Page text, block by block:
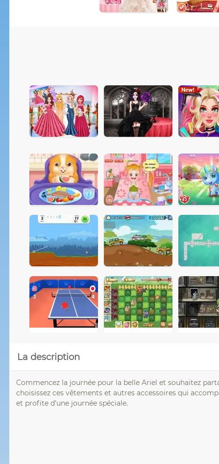
La description
Commencez la journée pour la belle Ariel et souhaitez
choisissez ces vêtements et autres accessoires qui
et profite d'une journée spéciale.